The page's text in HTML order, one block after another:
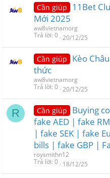
Cần giúp
11Bet
Mới 2025
aw8vietnamorg
Trả lời 0 20/12/25
Cần giúp
Kèo
thức
aw8vietnamorg
Trả lời 0 20/12/25
R Cần giúp
Buying
fake AED | fake
| fake SEK | fake
bills | fake GBP |
roysmithn12
Trả lời 0 18/12/25